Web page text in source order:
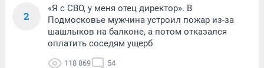
2
«Я с СВО, у меня отец директор». В
Подмосковье мужчина устроил пожар из-за
шашлыков на балконе, а потом отказался
оплатить соседям ущерб
118 869 54